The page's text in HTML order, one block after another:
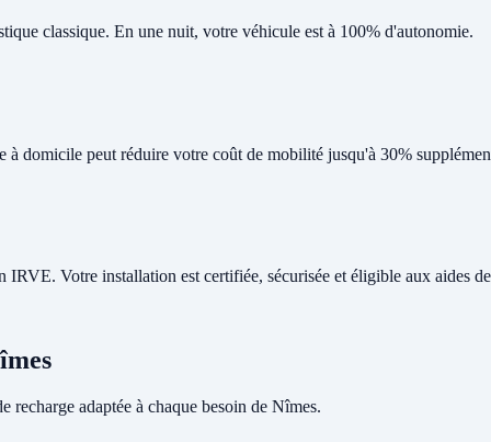
classique. En une nuit, votre véhicule est à 100% d'autonomie.
à domicile peut réduire votre coût de mobilité jusqu'à 30%
Votre installation est certifiée, sécurisée et éligible aux aides
adaptée à chaque besoin de Nîmes.